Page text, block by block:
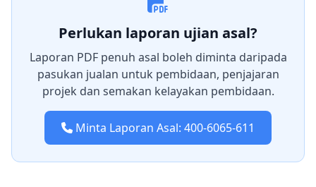
Perlukan laporan ujian asal?
Laporan PDF penuh asal boleh diminta daripada
pasukan jualan untuk pembidaan, penjajaran
projek dan semakan kelayakan pembidaan.
Minta Laporan Asal: 400-6065-611